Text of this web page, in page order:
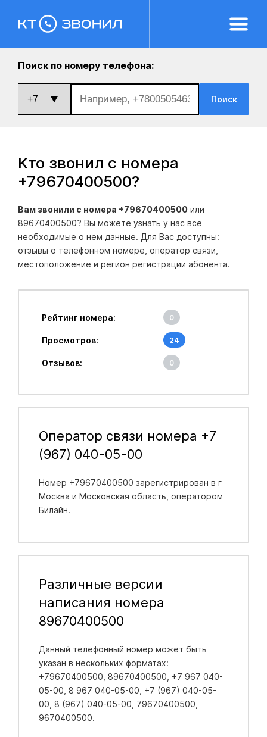
Поиск по номеру телефона:
Поиск
Кто звонил с номера
+79670400500?
Вам звонили с номера +79670400500 или
89670400500? Вы можете узнать у нас все
необходимые о нем данные. Для Вас доступны:
отзывы о телефонном номере, оператор связи,
местоположение и регион регистрации абонента.
Рейтинг номера: 0
Просмотров: 24
Отзывов: 0
Оператор связи номера +7
(967) 040-05-00
Номер +79670400500 зарегистрирован в г
Москва и Московская область , оператором
Билайн.
Различные версии
написания номера
89670400500
Данный телефонный номер может быть
указан в нескольких форматах:
+79670400500, 89670400500, +7 967 040-
05-00, 8 967 040-05-00, +7 (967) 040-05-
00, 8 (967) 040-05-00, 79670400500,
9670400500.